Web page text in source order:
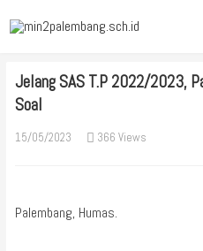
Jelang SAS T.P 2022/2023,
Soal
15/05/2023 366 Views
Palembang, Humas.